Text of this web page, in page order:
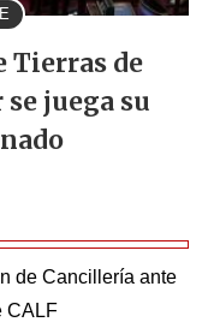
Tierras de
juega su
de Cancillería ante
CALF